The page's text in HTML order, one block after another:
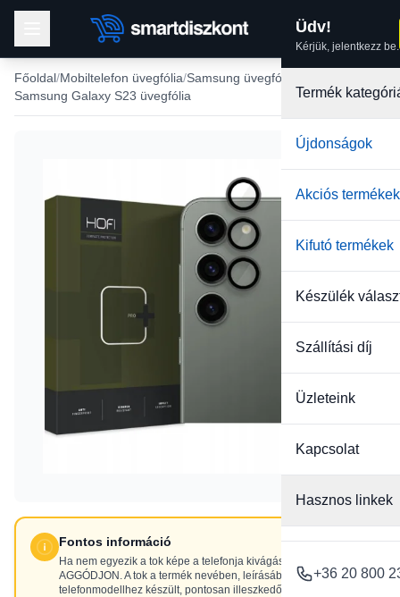
Üdv!
Kérjük, jelentkezz be.
Termék
Újdonságok
Akciós termékek
Kifutó termékek
Készülék
Szállítási díj
Üzleteink
Kapcsolat
Hasznos linkek
+36 20 800
Főoldal Mobiltelefon üvegfólia Samsung üvegfólia
Samsung Galaxy S23 üvegfólia
Fontos információ
Ha nem egyezik a tok képe a telefonja kivágásaival, NE
AGGÓDJON. A tok a termék nevében, leírásában szereplő
telefonmodellhez készült, pontosan illeszkedő